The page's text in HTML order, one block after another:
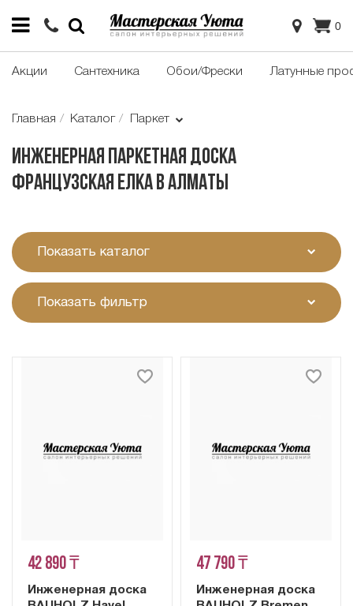
0
Акции Сантехника Обои/Фрески Латунные
Главная Каталог Паркет
Инженерная паркетная доска
французская елка в Алматы
Показать каталог
Показать фильтр
42 890 ₸
Инженерная доска
47 790 ₸
Инженерная доска